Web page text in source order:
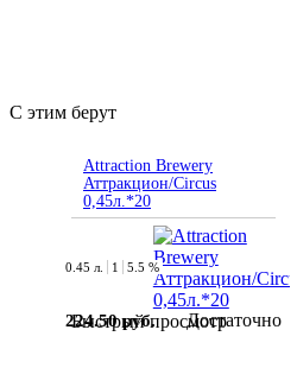
С этим берут
Attraction Brewery
Аттракцион/Circus
0,45л.*20
Быстрый просмотр
0.45 л. 1 5.5 %
224.50 руб. Достаточно